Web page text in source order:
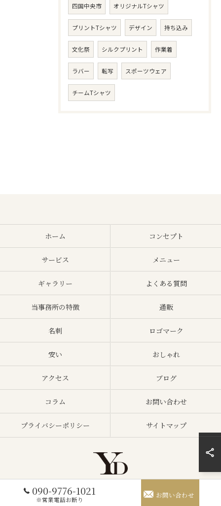
四国中央市 オリジナルTシャツ
プリントTシャツ デザイン 持ち込み
文化祭 シルクプリント 作業着
ラバー 転写 スポーツウェア
チームTシャツ
090-9776-1021
※営業電話お断り お問い合わせ
ホーム コンセプト
サービス メニュー
ギャラリー よくある質問
当事務所の特徴 通販
名刺 ロゴマーク
安い おしゃれ
アクセス ブログ
コラム お問い合わせ
プライバシーポリシー サイトマップ
© 2026 愛媛県四国中央市のオリジナルTシャツならYanagi'D ALL RIGHTS